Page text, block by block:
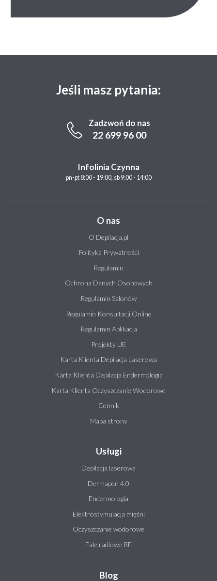
Jeśli masz pytania:
Zadzwoń do nas
22 699 96 00
Infolinia Czynna
pn-pt 8:00 - 19:00, sb 9:00 - 14:00
O nas
O Depilacja.pl
Polityka Prywatności
Regulamin
Ochrona Danych Osobowych
Regulamin Salonów
Regulamin Konsultacji Online
Regulamin Aplikacja
Projekty UE
Karta Klienta Depilacja Laserowa
Karta Klienta Depilacja Endermologia
Karta Klienta Oczyszczanie Wodorowe
Cennik
Mapa strony
Usługi
Depilacja laserowa
Dermapen 4.0
Endermologia
Elektrostymulacja mięśni
Oczyszczanie wodorowe
Fale radiowe RF
Blog